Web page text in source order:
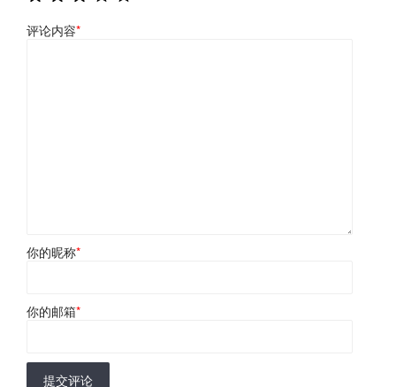
评论内容*
你的昵称*
你的邮箱*
提交评论